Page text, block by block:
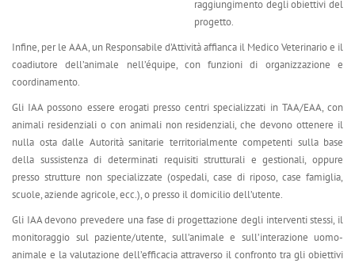
raggiungimento degli obiettivi del
progetto.
Infine, per le AAA, un Responsabile d’Attività affianca il Medico Veterinario e il
coadiutore dell’animale nell’équipe, con funzioni di organizzazione e
coordinamento.
Gli IAA possono essere erogati presso centri specializzati in TAA/EAA, con
animali residenziali o con animali non residenziali, che devono ottenere il
nulla osta dalle Autorità sanitarie territorialmente competenti sulla base
della sussistenza di determinati requisiti strutturali e gestionali, oppure
presso strutture non specializzate (ospedali, case di riposo, case famiglia,
scuole, aziende agricole, ecc.), o presso il domicilio dell’utente.
Gli IAA devono prevedere una fase di progettazione degli interventi stessi, il
monitoraggio sul paziente/utente, sull’animale e sull’interazione uomo-
animale e la valutazione dell’efficacia attraverso il confronto tra gli obiettivi